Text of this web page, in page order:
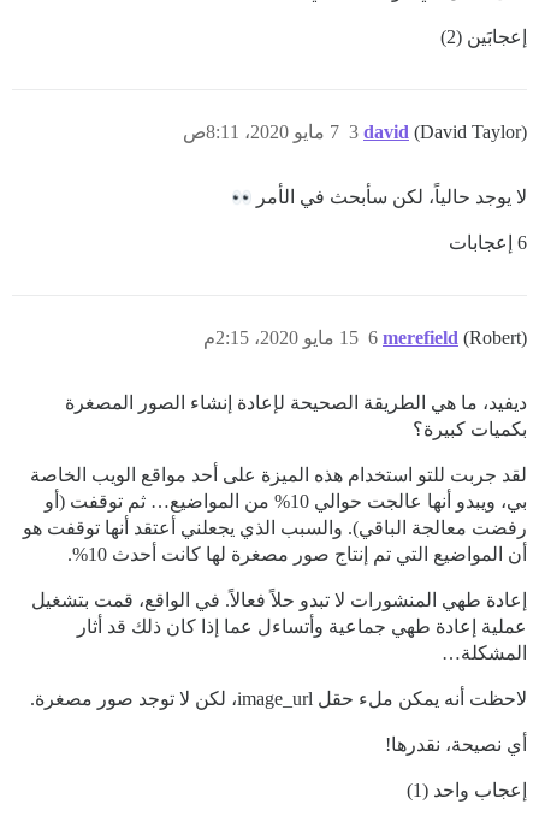
إعجابَين (2)
david (David Taylor) 7 مايو 2020، 8:11ص 3
لا يوجد حالياً، لكن سأبحث في الأمر
6 إعجابات
merefield (Robert) 15 مايو 2020، 2:15م 6
ديفيد، ما هي الطريقة الصحيحة لإعادة إنشاء الصور المصغرة
بكميات كبيرة؟
لقد جربت للتو استخدام هذه الميزة على أحد مواقع الويب الخاصة
بي، ويبدو أنها عالجت حوالي 10% من المواضيع… ثم توقفت (أو
رفضت معالجة الباقي). والسبب الذي يجعلني أعتقد أنها توقفت هو
أن المواضيع التي تم إنتاج صور مصغرة لها كانت أحدث 10%.
إعادة طهي المنشورات لا تبدو حلاً فعالاً. في الواقع، قمت بتشغيل
عملية إعادة طهي جماعية وأتساءل عما إذا كان ذلك قد أثار
المشكلة…
لاحظت أنه يمكن ملء حقل image_url، لكن لا توجد صور مصغرة.
أي نصيحة، نقدرها!
إعجاب واحد (1)